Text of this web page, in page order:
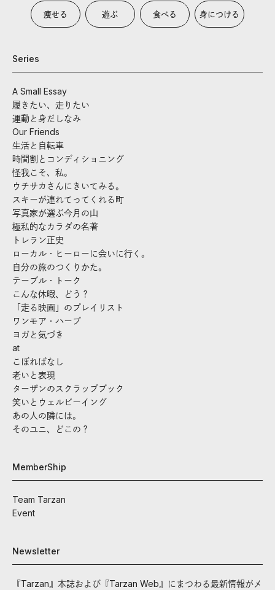
痩せる 遊ぶ 食べる 身につける
Series
A Small Essay
履きたい、走りたい
運動と身だしなみ
Our Friends
生活と自転車
時間割とコンディショニング
怪我こそ、私。
ウチサカさんにきいてみる。
スキーが連れてってくれる町
写真家が選ぶ今月の山
極私的なカラダの名著
トレラン正史
ローカル・ヒーローに会いに行く。
自分の旅のつくりかた。
テーブル・トーク
こんな休暇、どう？
「走る映画」のプレイリスト
ワンモア・ハーブ
ヨガと気づき
at
こぼればなし
老いと表現
ターザンのスクラップブック
笑いとウェルビーイング
あの人の隣には。
そのユニ、どこの？
MemberShip
Team Tarzan
Event
Newsletter
『Tarzan』本誌および『Tarzan Web』にまつわる最新情報がメ